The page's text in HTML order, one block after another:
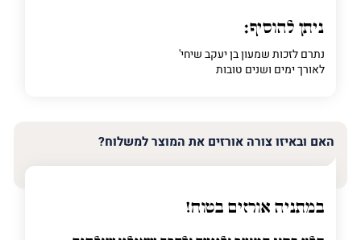
ניתן להוסיף:
נתרם לזכות שמעון בן יעקב שיחי'
לאורך ימים ושנים טובות
האם ובאיזו צורה אורזים את המוצר למשלוח?
במתניה אורזים בטוח!